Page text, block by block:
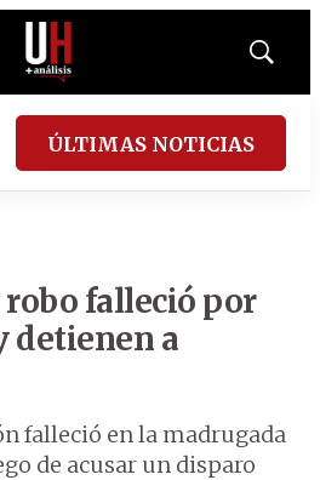
Mostrar
ÚLTIMAS NOTICIAS
robo falleció por
detienen a
falleció en la madrugada
de acusar un disparo